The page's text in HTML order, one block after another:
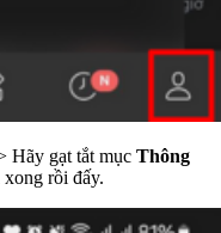
Hãy gạt tắt mục Thông
xong rồi đấy.